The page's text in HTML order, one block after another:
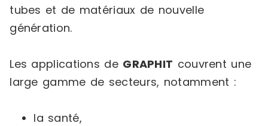
tubes et de matériaux de nouvelle
génération.
Les applications de GRAPHIT couvrent une
large gamme de secteurs, notamment :
la santé,